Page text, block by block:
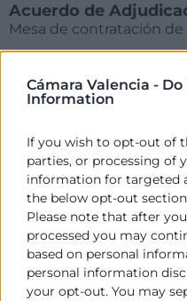
Cámara Valencia - Do
Information
If you wish to opt-out of
parties, or processing of
information for targeted
the below opt-out
Please note that after
processed you may
based on personal
personal information
your opt-out. You may
Acuerdo de
Mesa de contratación
Fecha de la
08/04/2022
formalización del
Hasta el 31 de diciembre